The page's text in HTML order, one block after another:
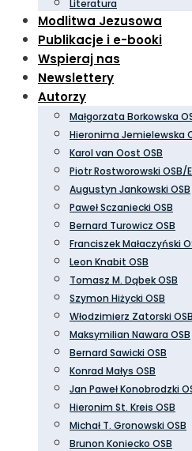
Literatura
Modlitwa Jezusowa
Publikacje i e-booki
Wspieraj nas
Newslettery
Autorzy
Małgorzata Borkowska
Hieronima Jemielewska
Karol van Oost OSB
Piotr Rostworowski OSB/
Augustyn Jankowski OSB
Paweł Sczaniecki OSB
Bernard Turowicz OSB
Franciszek Małaczyński
Leon Knabit OSB
Tomasz M. Dąbek OSB
Szymon Hiżycki OSB
Włodzimierz Zatorski OSB
Maksymilian Nawara OSB
Bernard Sawicki OSB
Konrad Małys OSB
Jan Paweł Konobrodzki
Hieronim St. Kreis OSB
Michał T. Gronowski OSB
Brunon Koniecko OSB